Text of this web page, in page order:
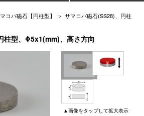
コバ磁石【円柱型】 ＞ サマコバ磁石(SS28)、円柱
柱型、Φ5x1(mm)、高さ方向
▲画像をタップして拡大表示